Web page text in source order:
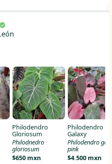
Philodendro
Gloriosum
Philodnedro
gloriosum
$650 mxn
Philodendro
Galaxy
Philodendro
pink
$4,500 mxn